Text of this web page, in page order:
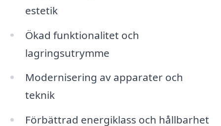
estetik
Ökad funktionalitet och
lagringsutrymme
Modernisering av apparater och
teknik
Förbättrad energiklass och hållbarhet